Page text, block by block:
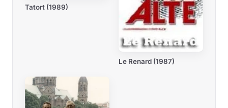
Tatort (1989)
Le Renard (1987)